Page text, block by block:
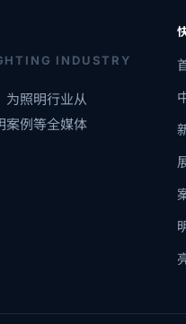
INDUSTRY
为照明行业从
案例等全媒体